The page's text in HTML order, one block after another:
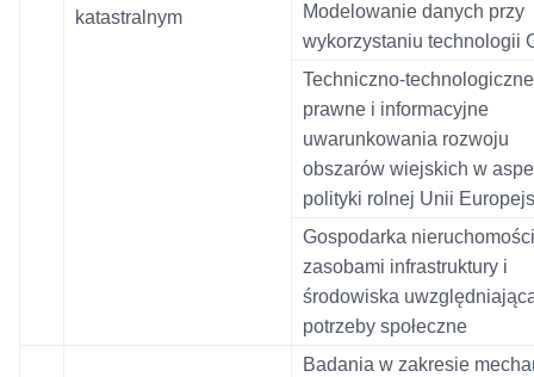
katastralnym
Modelowanie danych przy
wykorzystaniu technologii
Techniczno-
prawne i informacyjne
uwarunkowania rozwoju
obszarów wiejskich w
polityki rolnej Unii
Gospodarka
zasobami infrastruktury i
środowiska
potrzeby społeczne
Badania w zakresie